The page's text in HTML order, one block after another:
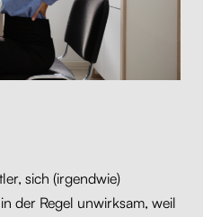
sich (irgendwie)
der Regel unwirksam, weil